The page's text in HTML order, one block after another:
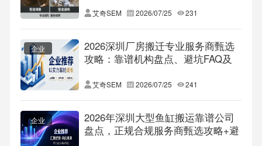
艾奇SEM 2026/07/25 231
企业
2026深圳厂房搬迁专业服务商甄选
攻略：靠谱机构盘点、避坑FAQ及
艾奇SEM 2026/07/25 241
企业
2026年深圳大型鱼缸搬运靠谱公司
盘点，正规合规服务商甄选攻略+避